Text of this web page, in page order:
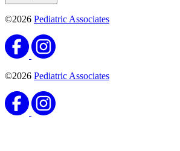
©2026 Pediatric Associates
©2026 Pediatric Associates